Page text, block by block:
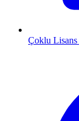
Çoklu Lisans